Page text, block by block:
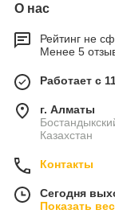
О нас
Рейтинг не
Менее 5
Работает с
г. Алматы
Казахстан
Контакты
Сегодня
Показать